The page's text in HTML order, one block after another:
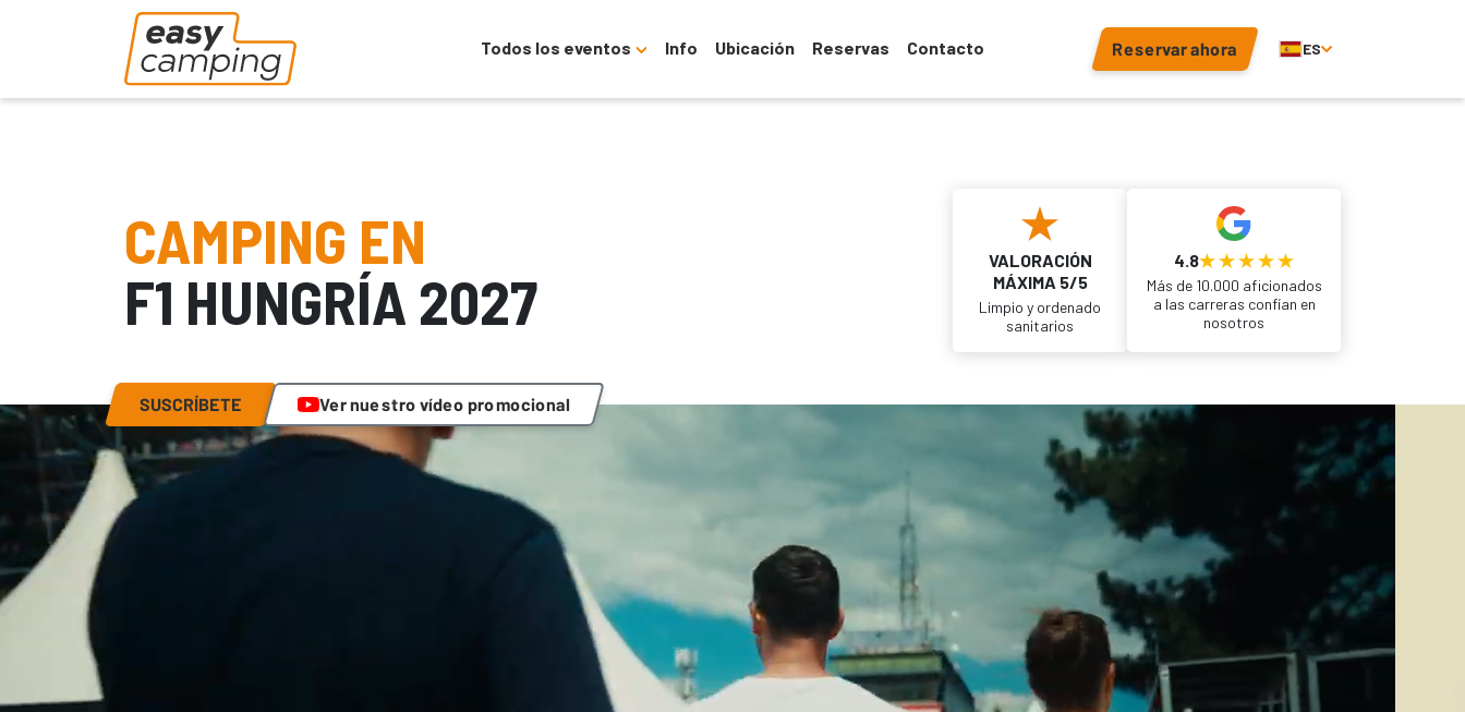
Todos los eventos Info Ubicación Reservas Contacto Reservar ahora ES
CAMPING EN
F1 HUNGRÍA 2027
VALORACIÓN
MÁXIMA 5/5
Limpio y ordenado
sanitarios
4.8
Más de 10.000 aficionados
a las carreras confían en
nosotros
SUSCRÍBETE Ver nuestro vídeo promocional